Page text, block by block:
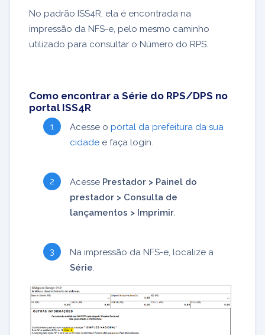
No padrão ISS4R, ela é encontrada na
impressão da NFS-e, pelo mesmo caminho
utilizado para consultar o Número do RPS.
Como encontrar a Série do RPS/DPS no
portal ISS4R
Acesse o portal da prefeitura da sua
cidade e faça login.
Acesse Prestador > Painel do
prestador > Consulta de
lançamentos > Imprimir.
Na impressão da NFS-e, localize a
Série.